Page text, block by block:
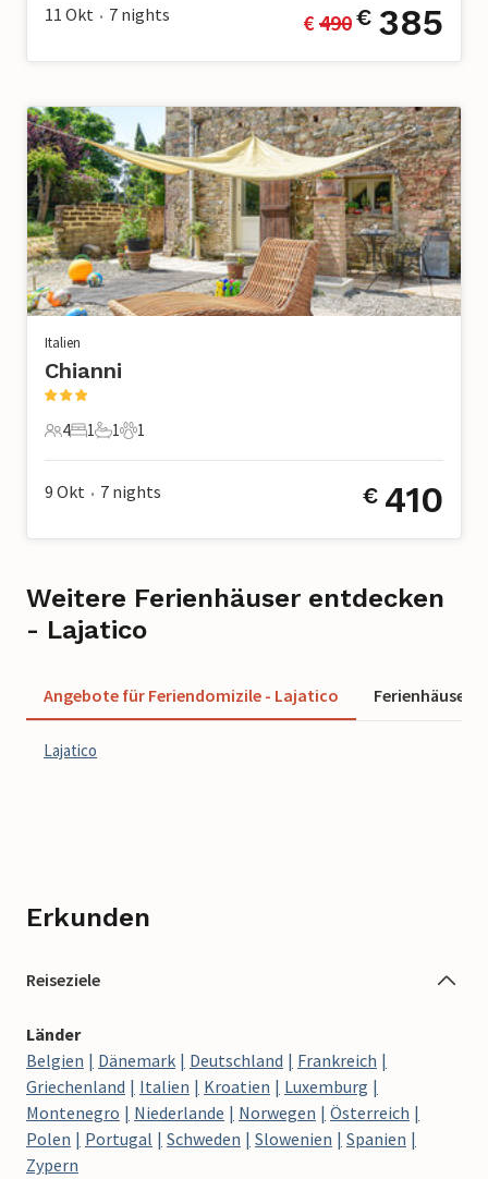
11 Okt • 7 nights € 490€ 385
Italien
Chianni
4 Gäste
4
1 Schlafzimmer
1
1 Badezimmer
1
1 Haustier
1
9 Okt • 7 nights € 410
Weitere Ferienhäuser entdecken
- Lajatico
Angebote für Feriendomizile - Lajatico Ferienhäuser
Lajatico
Erkunden
Reiseziele
Länder
Belgien
Dänemark Deutschland
Frankreich
Griechenland
Italien Kroatien
Luxemburg
Montenegro
Niederlande Norwegen
Österreich
Polen
Portugal Schweden Slowenien
Spanien
Zypern